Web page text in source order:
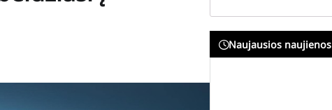
Naujausios naujienos